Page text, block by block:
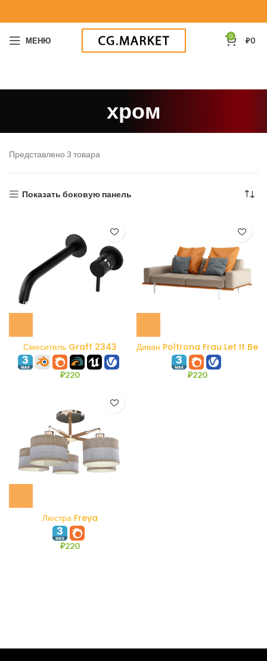
МЕНЮ 0 ₽0
хром
Представлено 3 товара
Показать боковую панель
Смеситель Graff 2343
₽220
Диван Poltrona Frau Let It Be
2 seater low arms
₽220
Люстра Freya
₽220